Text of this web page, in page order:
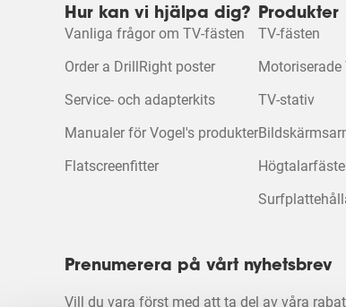
Hur kan vi hjälpa dig?
Vanliga frågor om TV-fästen
Order a DrillRight poster
Service- och adapterkits
Manualer för Vogel's produkter
Flatscreenfitter
Produkter
TV-fästen
Motoriserade
TV-stativ
Prenumerera på vårt nyhetsbrev
Vill du vara först med att ta del av våra